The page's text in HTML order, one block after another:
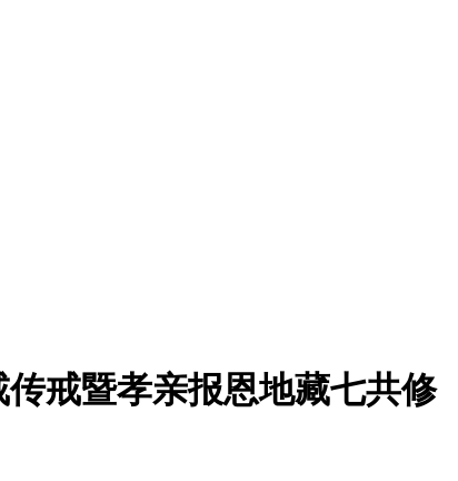
传戒暨孝亲报恩地藏七共修